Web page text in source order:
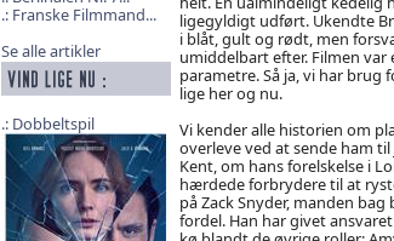
Franske Filmmand...
Se alle artikler
Dobbeltspil
ligegyldigt udført. Ukendte
i blåt, gult og rødt, men
umiddelbart efter. Filmen var
parametre. Så ja, vi har brug
lige her og nu.
Vi kender alle historien om
overleve ved at sende ham
Kent, om hans forelskelse i
hærdede forbrydere til at
på Zack Snyder, manden
fordel. Han har givet